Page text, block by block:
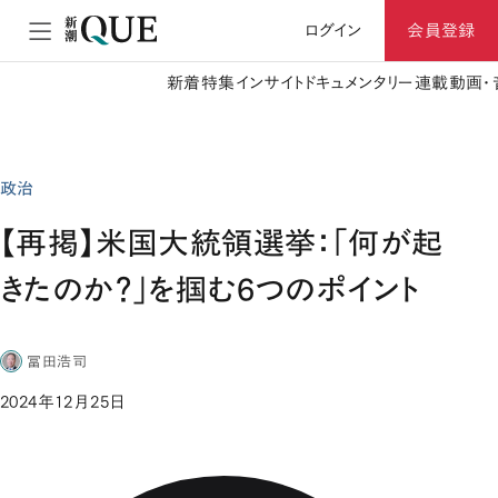
ログイン 会員登録
新着特集 インサイト ドキュメンタリー 連載動画
政治
【再掲】米国大統領選挙：「何が起
きたのか？」を掴む6つのポイント
冨田浩司
2024年12月25日